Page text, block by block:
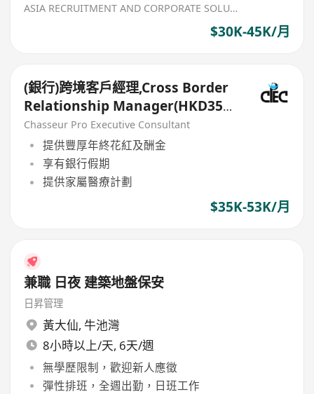
ASIA RECRUITMENT AND CORPORATE SOLUTION LIMITED
$30K-45K/月
(銀行)跨境客戶經理,Cross Border
Relationship Manager(HKD35k-
50k+)
Chasseur Pro Executive Consultant
提供豐厚年終花紅及酬金
享有銀行假期
提供家屬醫療計劃
$35K-53K/月
兼職 日夜 建築地盤保安
日昇管理
黃大仙, 牛池灣
8小時以上/天, 6天/週
無學歷限制，歡迎新人應徵
彈性排班，全週出勤，日班工作